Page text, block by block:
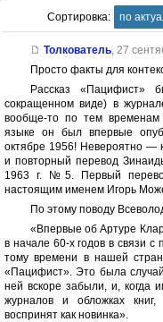
Сортировка: по
Толкователь, 27
Просто факты для
Рассказ «Пацифист»
сокращенном виде) в
вообще-то по тем временам
языке он был впервые
октябре 1956! Невероятно —
и повторный перевод
1963 г. №5. Первый
настоящим именем Игорь
По этому поводу
«Впервые об Артуре
в начале 60-х годов в связи
тому времени в нашей
«Пацифист». Это была
ней вскоре забыли, и, когда
журналов и обложках
воспринят как новинка».